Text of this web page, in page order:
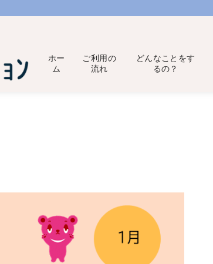
ホー
ム
ご利用の
流れ
どんなことをす
るの？